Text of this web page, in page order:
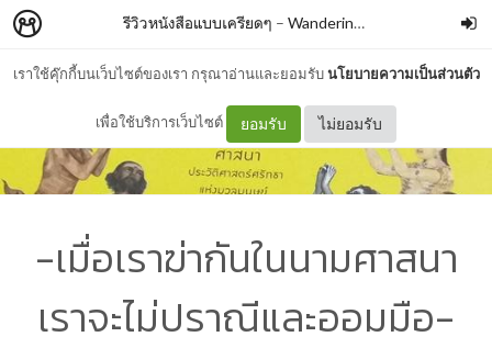
เราใช้คุ๊กกี้บนเว็บไซต์ของเรา กรุณาอ่านและยอมรับนโยบายความเป็นส่วนตัว
เพื่อใช้บริการเว็บไซต์ ยอมรับ ไม่ยอมรับ
รีวิวหนังสือแบบเครียดๆ – WanderingBook
-เมื่อเราฆ่ากันในนามศาสนา
เราจะไม่ปราณีและออมมือ-